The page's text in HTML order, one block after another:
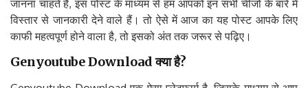
विस्तार से जानकारी देने वाले हैं। तो ऐसे में आज का यह पोस्ट आपके लिए
काफी महत्वपूर्ण होने वाला है, तो इसको अंत तक जरूर से पढ़िए।
Genyoutube Download क्या है?
Genyoutube Download एक ऐसा प्लेटफार्म है, जिसके माध्यम से आप